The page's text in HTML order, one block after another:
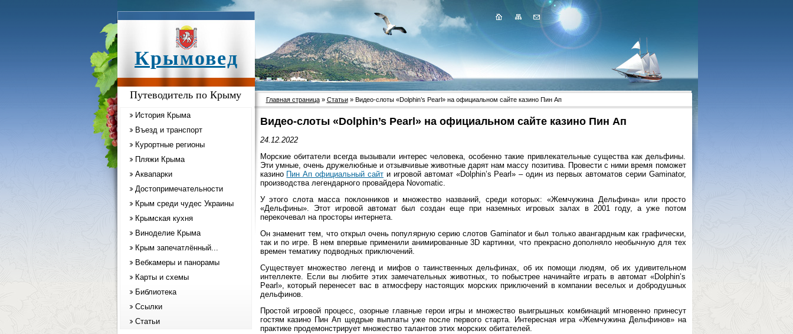
Крымовед
Путеводитель по Крыму
История Крыма
Въезд и транспорт
Курортные регионы
Пляжи Крыма
Аквапарки
Достопримечательности
Крым среди чудес Украины
Крымская кухня
Виноделие Крыма
Крым запечатлённый...
Вебкамеры и панорамы
Карты и схемы
Библиотека
Ссылки
Статьи
Главная страница» Статьи» Видео-слоты «Dolphin’s Pearl» на официальном сайте казино Пин Ап
Видео-слоты «Dolphin’s Pearl» на официальном сайте казино Пин Ап
24.12.2022
Морские обитатели всегда вызывали интерес человека, особенно такие привлекательные существа как дельфины.
Эти умные, очень дружелюбные и отзывчивые животные дарят нам массу позитива. Провести с ними время поможет
казино Пин Ап официальный сайт и игровой автомат «Dolphin’s Pearl» – один из первых автоматов серии Gaminator,
производства легендарного провайдера Novomatic.
У этого слота масса поклонников и множество названий, среди которых: «Жемчужина Дельфина» или просто
«Дельфины». Этот игровой автомат был создан еще при наземных игровых залах в 2001 году, а уже потом
перекочевал на просторы интернета.
Он знаменит тем, что открыл очень популярную серию слотов Gaminator и был только авангардным как графически,
так и по игре. В нем впервые применили анимированные 3D картинки, что прекрасно дополняло необычную для тех
времен тематику подводных приключений.
Существует множество легенд и мифов о таинственных дельфинах, об их помощи людям, об их удивительном
интеллекте. Если вы любите этих замечательных животных, то побыстрее начинайте играть в автомат «Dolphin’s
Pearl», который перенесет вас в атмосферу настоящих морских приключений в компании веселых и добродушных
дельфинов.
Простой игровой процесс, озорные главные герои игры и множество выигрышных комбинаций мгновенно принесут
гостям казино Пин Ап щедрые выплаты уже после первого старта. Интересная игра «Жемчужина Дельфинов» на
практике продемонстрирует множество талантов этих морских обитателей.